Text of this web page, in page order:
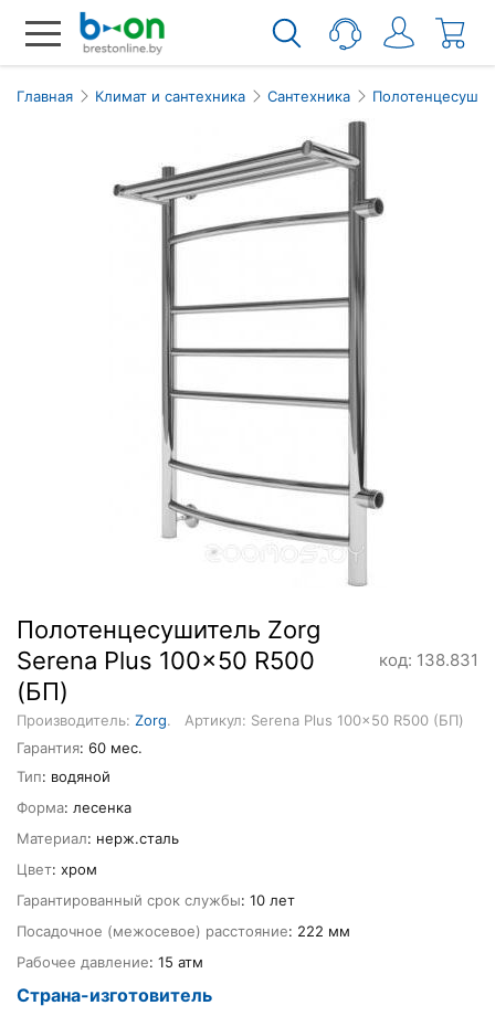
Главная Климат и сантехника Сантехника
Полотенцесушитель Zorg
Serena Plus 100x50 R500
(БП)
код: 138.831
Производитель: Zorg.
Артикул: Serena Plus 100x50 R500 (БП)
Гарантия: 60 мес.
Тип: водяной
Форма: лесенка
Материал: нерж.сталь
Цвет: хром
Гарантированный срок службы: 10 лет
Посадочное (межосевое) расстояние: 222 мм
Рабочее давление: 15 атм
Страна-изготовитель